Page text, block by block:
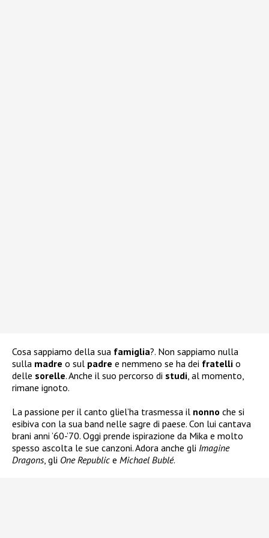
Cosa sappiamo della sua famiglia?. Non sappiamo nulla
sulla madre o sul padre e nemmeno se ha dei fratelli o
delle sorelle. Anche il suo percorso di studi , al momento,
rimane ignoto.
La passione per il canto gliel’ha trasmessa il nonno che si
esibiva con la sua band nelle sagre di paese. Con lui cantava
brani anni ’60-’70. Oggi prende ispirazione da Mika e molto
spesso ascolta le sue canzoni. Adora anche gli Imagine
Dragons, gli One Republic e Michael Bublé.